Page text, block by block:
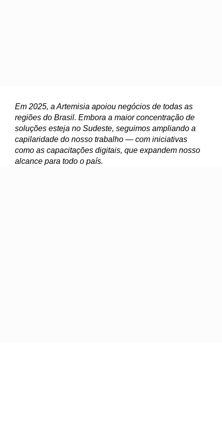
Em 2025, a Artemisia apoiou negócios de todas as
regiões do Brasil. Embora a maior concentração de
soluções esteja no Sudeste, seguimos ampliando a
capilaridade do nosso trabalho — com iniciativas
como as capacitações digitais, que expandem nosso
alcance para todo o país.